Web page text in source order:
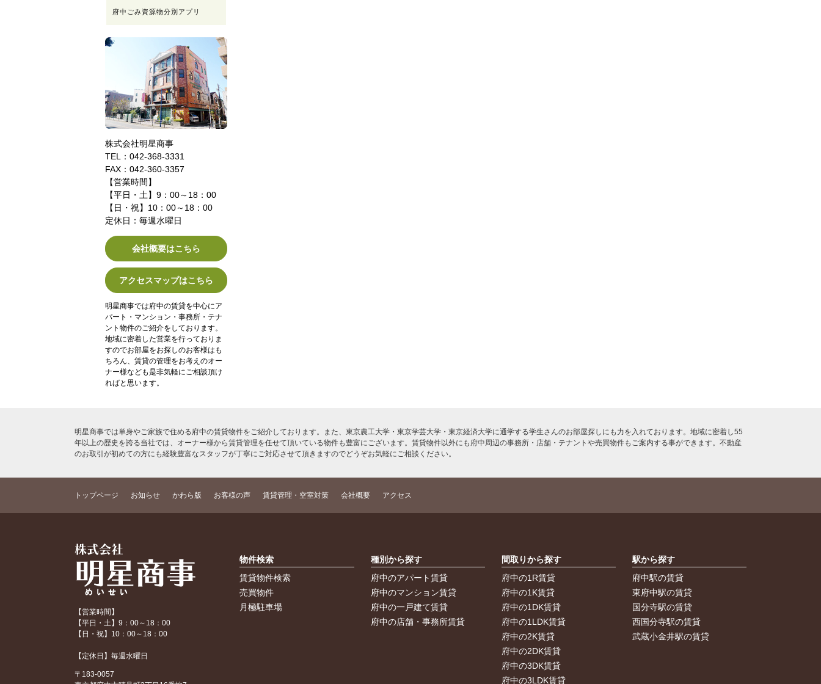
府中ごみ資源物分別アプリ
株式会社明星商事
TEL：042-368-3331
FAX：042-360-3357
【営業時間】
【平日・土】9：00～18：00
【日・祝】10：00～18：00
定休日：毎週水曜日
会社概要はこちら
アクセスマップはこちら
明星商事では府中の賃貸を中心にア
パート・マンション・事務所・テナ
ント物件のご紹介をしております。
地域に密着した営業を行っておりま
すのでお部屋をお探しのお客様はも
ちろん、賃貸の管理をお考えのオー
ナー様なども是非気軽にご相談頂け
ればと思います。
明星商事では単身やご家族で住める府中の賃貸物件をご紹介しております。また、東京農工大学・東京学芸大学・東京経済大学に通学する学生さんのお部屋探しにも力を入れております。地域に密着し55
年以上の歴史を誇る当社では、オーナー様から賃貸管理を任せて頂いている物件も豊富にございます。賃貸物件以外にも府中周辺の事務所・店舗・テナントや売買物件もご案内する事ができます。不動産
のお取引が初めての方にも経験豊富なスタッフが丁寧にご対応させて頂きますのでどうぞお気軽にご相談ください。
トップページ お知らせ かわら版 お客様の声 賃貸管理・空室対策 会社概要 アクセス
【営業時間】
【平日・土】9：00～18：00
【日・祝】10：00～18：00
【定休日】毎週水曜日
〒183-0057
物件検索
賃貸物件検索
売買物件
月極駐車場
種別から探す
府中のアパート賃貸
府中のマンション賃貸
府中の一戸建て賃貸
府中の店舗・事務所賃貸
間取りから探す
府中の1R賃貸
府中の1K賃貸
府中の1DK賃貸
府中の1LDK賃貸
府中の2K賃貸
府中の2DK賃貸
府中の3DK賃貸
府中の3LDK賃貸
駅から探す
府中駅の賃貸
東府中駅の賃貸
国分寺駅の賃貸
西国分寺駅の賃貸
武蔵小金井駅の賃貸